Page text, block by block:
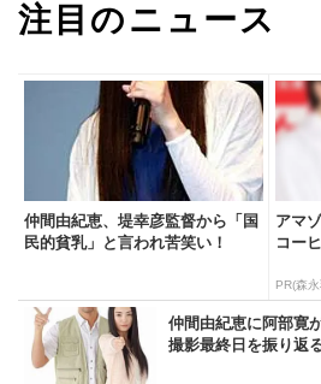
注目のニュース
仲間由紀恵、堤幸彦監督から「国
民的貧乳」と言われ苦笑い！
アマ
コー
PR(森
仲間由紀恵に阿部寛
撮影最終日を振り返